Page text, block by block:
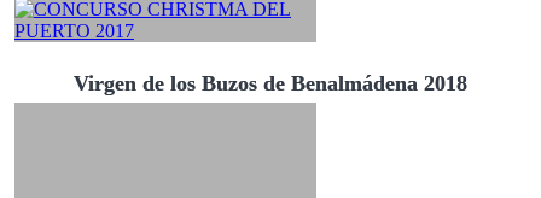
Virgen de los Buzos de Benalmádena 2018